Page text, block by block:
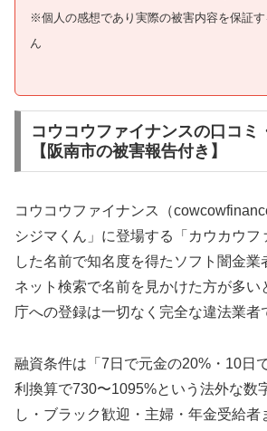
※個人の感想であり実際の被害内容を保証
ん
コウコウファイナンスの口コミ
【阪南市の被害報告付き】
コウコウファイナンス（
シジマくん」に登場する「カウカウフ
した名前で知名度を得たソフト闇金業
ネット検索で名前を見かけた方が多い
庁への登録は一切なく完全な違法業者
融資条件は「7日で元金の20%・10日
利換算で730〜1095%という法外な数
し・ブラック歓迎・主婦・年金受給者